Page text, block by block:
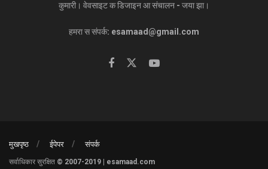
कुमारी। वेवसाइट क डिजाइन आ संचालन - जया झा।
हमरा स संपर्क: esamaad@gmail.com
मुखपृष्ठ ईपेपर संपर्क
सर्वाधिकार सुरक्षित © 2007-2019 | esamaad.com